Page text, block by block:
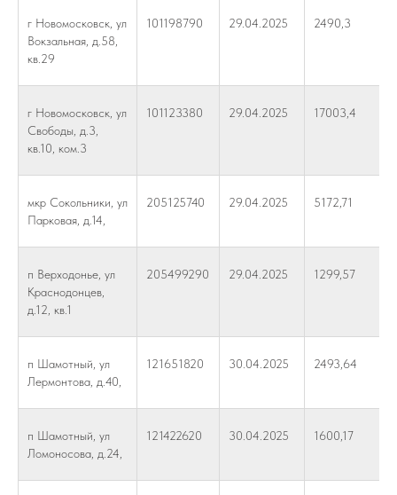
г Новомосковск, ул
Вокзальная, д.58,
кв.29
101198790 29.04.2025 2490,3
г Новомосковск, ул
Свободы, д.3,
кв.10, ком.3
101123380 29.04.2025 17003,4
мкр Сокольники, ул
Парковая, д.14,
205125740 29.04.2025 5172,71
п Верходонье, ул
Краснодонцев,
д.12, кв.1
205499290 29.04.2025 1299,57
п Шамотный, ул
Лермонтова, д.40,
121651820 30.04.2025 2493,64
п Шамотный, ул
Ломоносова, д.24,
121422620 30.04.2025 1600,17